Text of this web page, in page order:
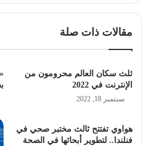
مقالات ذات صلة
ثلث سكان العالم محرومون من
الإنترنت في 2022
سبتمبر 18, 2022
هواوي تفتتح ثالث مختبر صحي في
فنلندا.. لتطوير أبحاثها في الصحة